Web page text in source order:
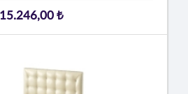
15.246,00 ₺